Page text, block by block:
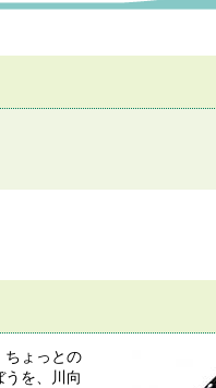
ちょっとの
を、川向